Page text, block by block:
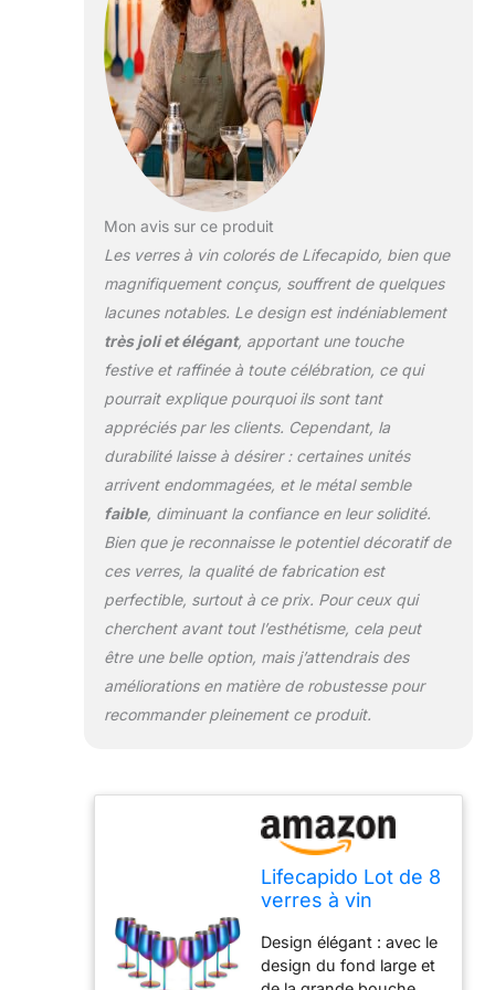
tenir, ce qui les rend
faciles à secouer pour
libérer l'arôme du vin et
nos mains peuvent
mieux isoler la
température des verres
à vin métalliques, vous
apprécierez
original du vin rouge.
Cadeaux parfaits : nous
offrons une variété de
couleurs et différents
ensembles, vous
pouvez choisir un
ensemble de verres à
vin en acier inoxydable
comme cadeau de
Noël, cadeau
d'anniversaire, cadeau
de mariage, cadeau de
pendaison de
fiançailles, cadeau de
fête prénuptiale,
cadeau d'anniversaire,
cadeau de
votre famille, mari,
épouse, papa, maman,
sœur, amis, collègues,
heureux et chaleureux.
Matériau de qualité
supérieure : ces 8
verres à vin en acier
fabriqués en acier
inoxydable 18/8 304 de
Mon avis sur ce produit
Les verres à vin colorés de Lifecapido, bien que
magnifiquement conçus, souffrent de quelques
lacunes notables. Le design est indéniablement
très joli et élégant, apportant une touche
festive et raffinée à toute célébration, ce qui
pourrait explique pourquoi ils sont tant
appréciés par les clients. Cependant, la
durabilité laisse à désirer : certaines unités
arrivent endommagées, et le métal semble
faible, diminuant la confiance en leur solidité.
Bien que je reconnaisse le potentiel décoratif de
ces verres, la qualité de fabrication est
perfectible, surtout à ce prix. Pour ceux qui
cherchent avant tout l’esthétisme, cela peut
être une belle option, mais j’attendrais des
améliorations en matière de robustesse pour
recommander pleinement ce produit.
Lifecapido Lot de 8
verres à vin
inoxydable de 532
ml avec brosse
Design élégant : avec le
design du fond large et